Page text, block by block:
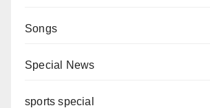
Songs
Special News
sports special